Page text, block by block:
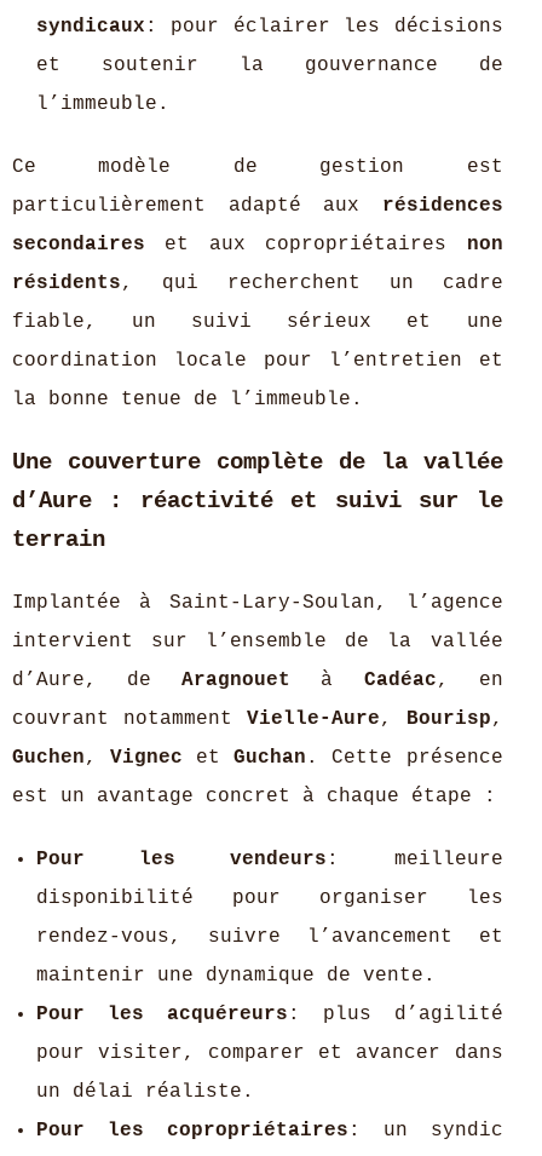
syndicaux : pour éclairer les décisions
et soutenir la gouvernance de
l’immeuble.
Ce modèle de gestion est
particulièrement adapté aux résidences
secondaires et aux copropriétaires non
résidents, qui recherchent un cadre
fiable, un suivi sérieux et une
coordination locale pour l’entretien et
la bonne tenue de l’immeuble.
Une couverture complète de la vallée
d’Aure : réactivité et suivi sur le
terrain
Implantée à Saint‑Lary‑Soulan, l’agence
intervient sur l’ensemble de la vallée
d’Aure, deAragnouet à Cadéac, en
couvrant notamment Vielle‑Aure, Bourisp,
Guchen,Vignec etGuchan . Cette présence
est un avantage concret à chaque étape :
Pour les vendeurs : meilleure
disponibilité pour organiser les
rendez‑vous, suivre l’avancement et
maintenir une dynamique de vente.
Pour les acquéreurs : plus d’agilité
pour visiter, comparer et avancer dans
un délai réaliste.
Pour les copropriétaires : un syndic